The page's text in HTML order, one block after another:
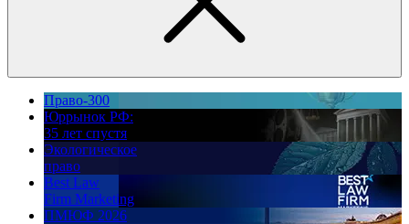
Право-300
Юррынок РФ:
35 лет спустя
Экологическое
право
Best Law
Firm Marketing
ПМЮФ 2026